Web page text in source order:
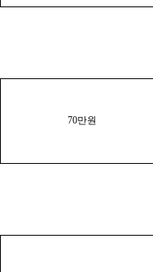
70만원